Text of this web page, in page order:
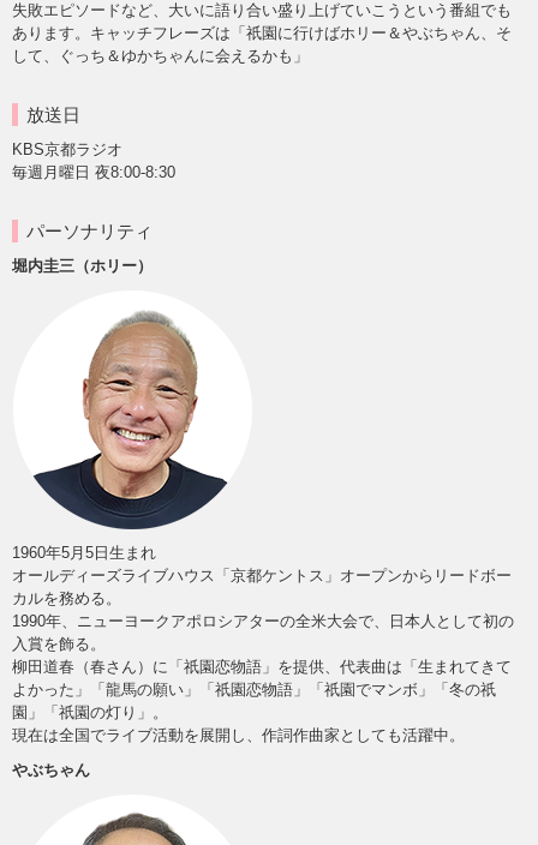
失敗エピソードなど、大いに語り合い盛り上げていこうという番組でも
あります。キャッチフレーズは「祇園に行けばホリー＆やぶちゃん、そ
して、ぐっち＆ゆかちゃんに会えるかも」
放送日
KBS京都ラジオ
毎週月曜日 夜8:00-8:30
パーソナリティ
堀内圭三（ホリー）
1960年5月5日生まれ
オールディーズライブハウス「京都ケントス」オープンからリードボー
カルを務める。
1990年、ニューヨークアポロシアターの全米大会で、日本人として初の
入賞を飾る。
柳田道春（春さん）に「祇園恋物語」を提供、代表曲は「生まれてきて
よかった」「龍馬の願い」「祇園恋物語」「祇園でマンボ」「冬の祇
園」「祇園の灯り」。
現在は全国でライブ活動を展開し、作詞作曲家としても活躍中。
やぶちゃん